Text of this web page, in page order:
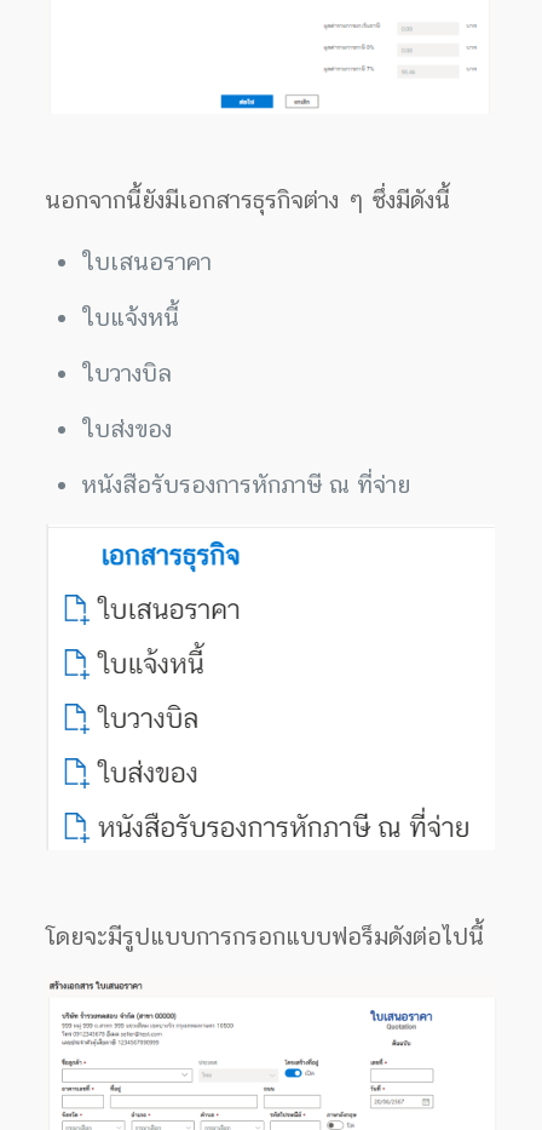
นอกจากนี้ยังมีเอกสารธุรกิจต่าง ๆ ซึ่งมีดังนี้
ใบเสนอราคา
ใบแจ้งหนี้
ใบวางบิล
ใบส่งของ
หนังสือรับรองการหักภาษี ณ ที่จ่าย
โดยจะมีรูปแบบการกรอกแบบฟอร็มดังต่อไปนี้